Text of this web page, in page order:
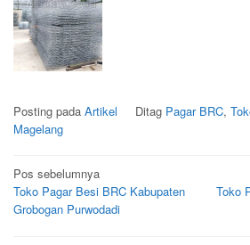
Posting pada Artikel Ditag Pagar BRC,
Magelang
Navigasi
pos
Pos sebelumnya
Toko Pagar Besi BRC Kabupaten
Grobogan Purwodadi
Toko